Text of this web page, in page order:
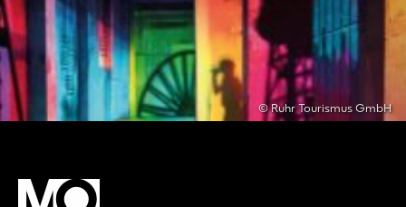
© Ruhr Tourismus GmbH